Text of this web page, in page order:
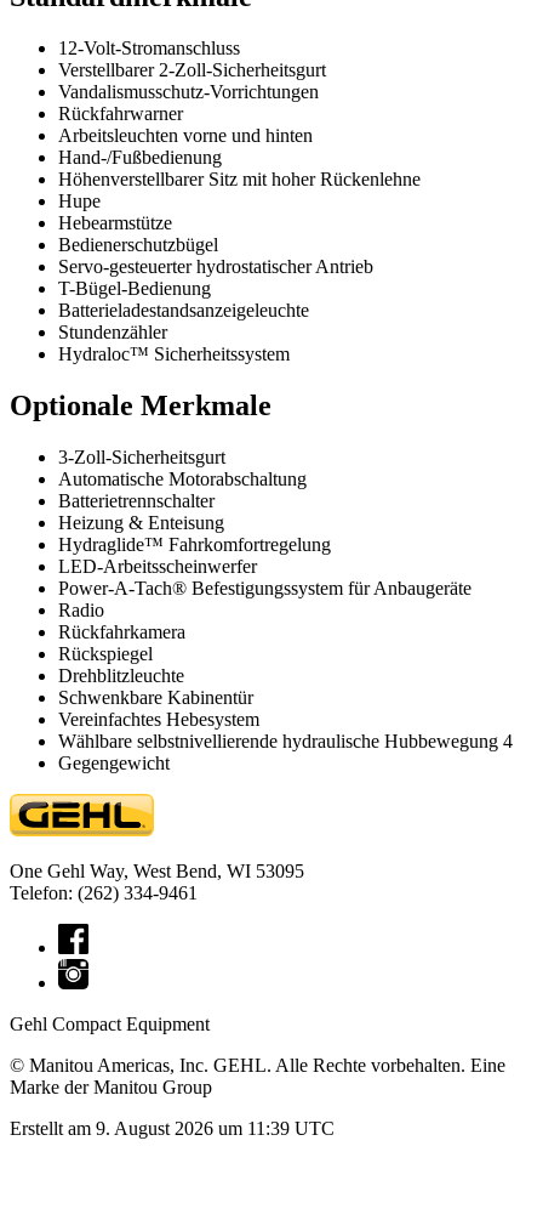
12-Volt-Stromanschluss
Verstellbarer 2-Zoll-Sicherheitsgurt
Vandalismusschutz-Vorrichtungen
Rückfahrwarner
Arbeitsleuchten vorne und hinten
Hand-/Fußbedienung
Höhenverstellbarer Sitz mit hoher Rückenlehne
Hupe
Hebearmstütze
Bedienerschutzbügel
Servo-gesteuerter hydrostatischer Antrieb
T-Bügel-Bedienung
Batterieladestandsanzeigeleuchte
Stundenzähler
Hydraloc™ Sicherheitssystem
Optionale Merkmale
3-Zoll-Sicherheitsgurt
Automatische Motorabschaltung
Batterietrennschalter
Heizung & Enteisung
Hydraglide™ Fahrkomfortregelung
LED-Arbeitsscheinwerfer
Power-A-Tach® Befestigungssystem für Anbaugeräte
Radio
Rückfahrkamera
Rückspiegel
Drehblitzleuchte
Schwenkbare Kabinentür
Vereinfachtes Hebesystem
Wählbare selbstnivellierende hydraulische Hubbewegung 4
Gegengewicht
One Gehl Way, West Bend, WI 53095
Telefon: (262) 334-9461
Gehl Compact Equipment
© Manitou Americas, Inc. GEHL. Alle Rechte vorbehalten. Eine
Marke der Manitou Group
Erstellt am 9. August 2026 um 11:39 UTC